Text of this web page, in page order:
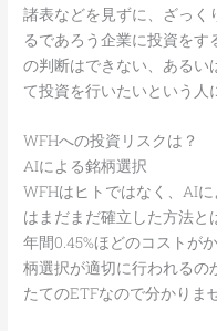
諸表などを見ずに、ざっく
るであろう企業に投資を
の判断はできない、あるい
て投資を行いたいという人
WFHへの投資リスクは？
AIによる銘柄選択
WFHはヒトではなく、AI
はまだまだ確立した方法と
年間0.45%ほどのコストが
柄選択が適切に行われるの
たてのETFなので分かりま